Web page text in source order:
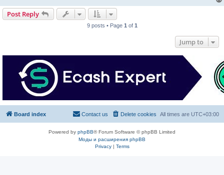
Post Reply
9 posts • Page 1 of 1
Jump to
Board index All times are UTC+03:00
Delete cookies
Contact us
Powered by phpBB® Forum Software © phpBB Limited
Моды и расширения phpBB
Privacy| Terms